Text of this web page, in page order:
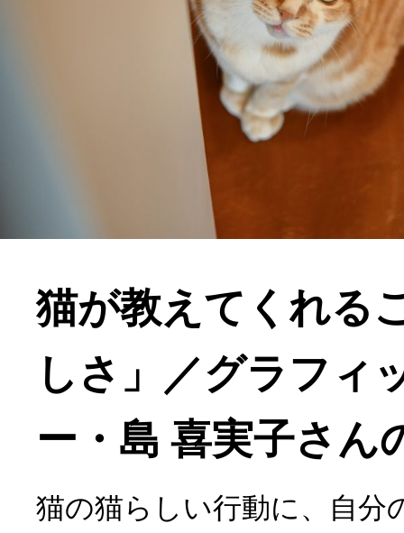
猫が教えてくれる
しさ」／グラフィ
ー・島 喜実子さん
猫の猫らしい行動に、自分